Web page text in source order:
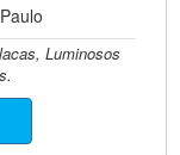
Luminosos